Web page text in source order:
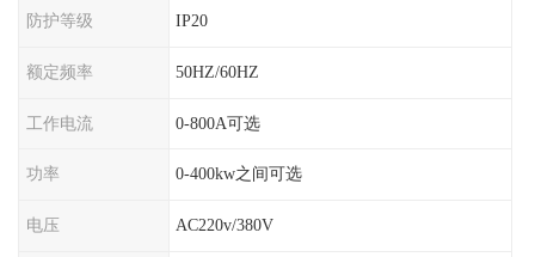
防护等级 IP20
额定频率 50HZ/60HZ
工作电流 0-800A可选
功率 0-400kw之间可选
电压 AC220v/380V